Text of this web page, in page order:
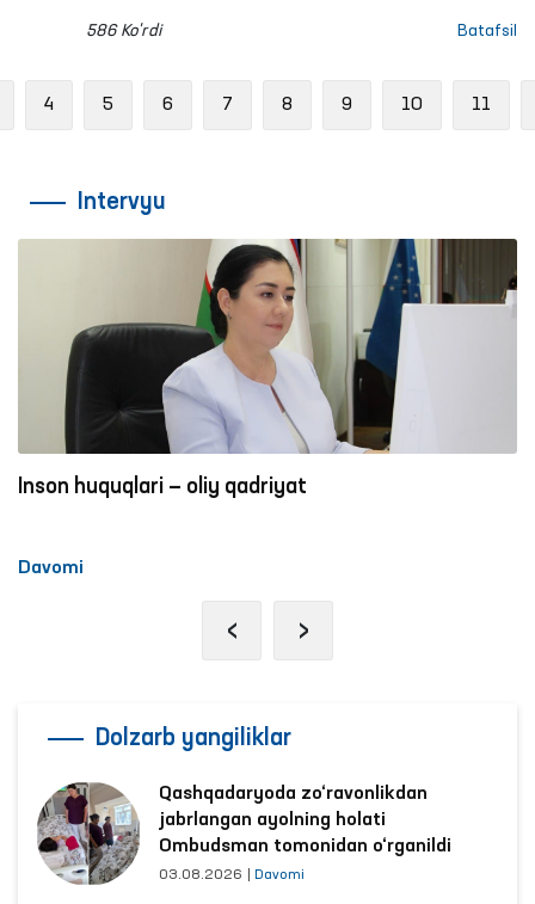
586 Ko'rdi Batafsil
4 5 6 7 8 9 10 11
Intervyu
Inson huquqlari — oliy qadriyat
Davomi
‹ ›
Dolzarb yangiliklar
Qashqadaryoda zo‘ravonlikdan
jabrlangan ayolning holati
Ombudsman tomonidan o‘rganildi
03.08.2026 Davomi